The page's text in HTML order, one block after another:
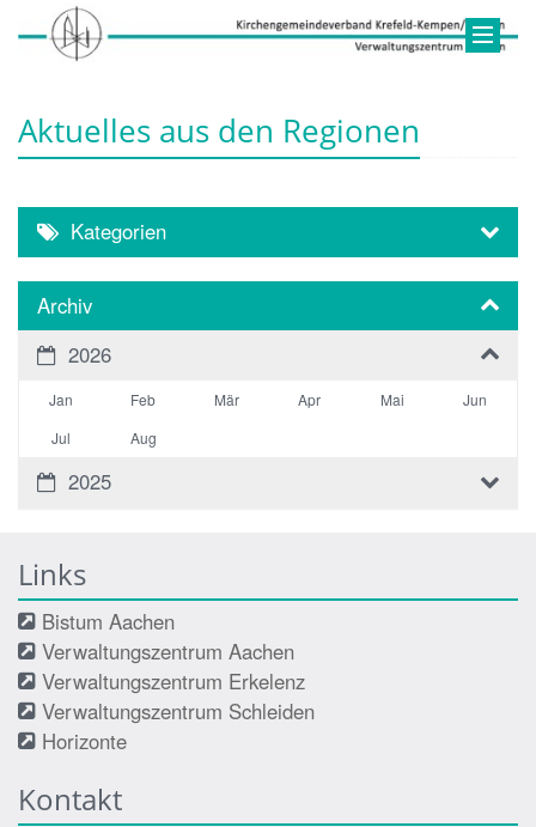
Aktuelles aus den Regionen
Kategorien
Archiv
2026
Jan Feb Mär Apr Mai
Jun
Jul
Aug
2025
Links
Bistum Aachen
Verwaltungszentrum Aachen
Verwaltungszentrum Erkelenz
Verwaltungszentrum Schleiden
Horizonte
Kontakt